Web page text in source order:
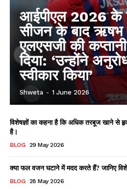
आईपीएल 2026 के
सीजन के बाद ऋषभ
एलएसजी की
दिया: ‘उन्होंने
स्वीकार किया’
Shweta - 1 June 2026
विशेषज्ञों का कहना है कि अधिक तरबूज खाने से
है।
BLOG 29 May 2026
क्या फल वजन घटाने में मदद करते हैं? जानिए
BLOG 28 May 2026